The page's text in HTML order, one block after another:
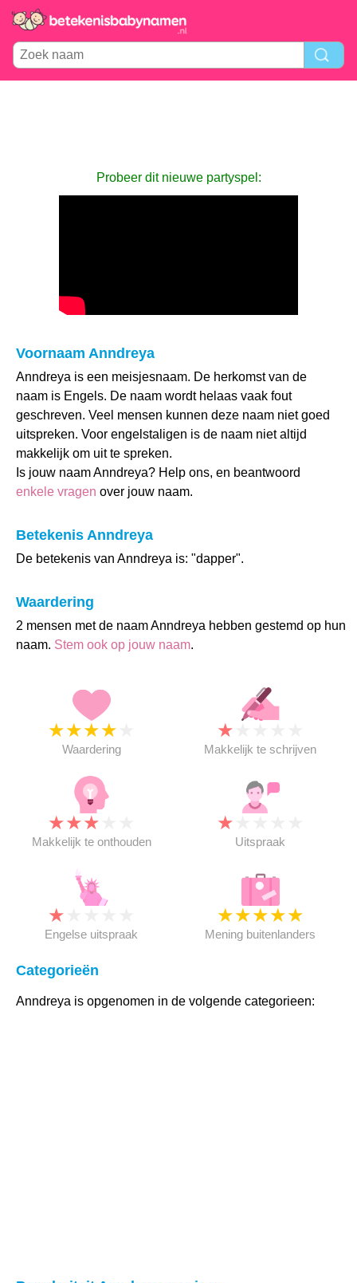
Probeer dit nieuwe partyspel:
Voornaam Anndreya
Anndreya is een meisjesnaam. De herkomst van de
naam is Engels. De naam wordt helaas vaak fout
geschreven. Veel mensen kunnen deze naam niet goed
uitspreken. Voor engelstaligen is de naam niet altijd
makkelijk om uit te spreken.
Is jouw naam Anndreya? Help ons, en beantwoord
enkele vragen over jouw naam.
Betekenis Anndreya
De betekenis van Anndreya is: "dapper".
Waardering
2 mensen met de naam Anndreya hebben gestemd op hun
naam. Stem ook op jouw naam.
★★★★
Waardering
★
Makkelijk te schrijven
★★★
Makkelijk te onthouden
★
Uitspraak
★
Engelse uitspraak
★★★★★
Mening buitenlanders
Categorieën
Anndreya is opgenomen in de volgende categorieen: